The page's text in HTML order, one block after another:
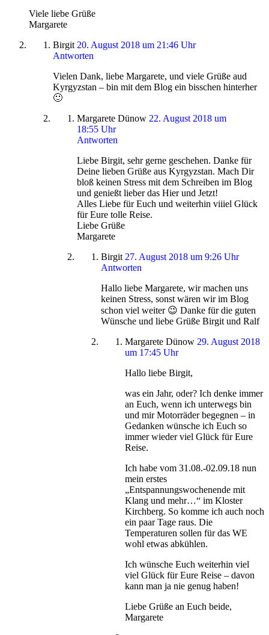
Viele liebe Grüße
Margarete
Birgit 20. August 2018 um 21:46 Uhr
Antworten
Vielen Dank, liebe Margarete, und viele Grüße aud
Kyrgyzstan – bin mit dem Blog ein bisschen hinterher
🙂
Margarete Dünow 22. August 2018 um
18:55 Uhr
Antworten
Liebe Birgit, sehr gerne geschehen. Danke für
Deine lieben Grüße aus Kyrgyzstan. Mach Dir
bloß keinen Stress mit dem Schreiben im Blog
und genießt lieber das Hier und Jetzt!
Alles Liebe für Euch und weiterhin viiiel Glück
für Eure tolle Reise.
Liebe Grüße
Margarete
Birgit 27. August 2018 um 9:26 Uhr
Antworten
Hallo liebe Margarete, wir machen uns
keinen Stress, sonst wären wir im Blog
schon viel weiter 😉 Danke für die guten
Wünsche und liebe Grüße Birgit und Ralf
Margarete Dünow 29. August 2018
um 17:45 Uhr
Hallo liebe Birgit,
was ein Jahr, oder? Ich denke immer
an Euch, wenn ich unterwegs bin
und mir Motorräder begegnen – in
Gedanken wünsche ich Euch so
immer wieder viel Glück für Eure
Reise.
Ich habe vom 31.08.-02.09.18 nun
mein erstes
„Entspannungswochenende mit
Klang und mehr…“ im Kloster
Kirchberg. So komme ich auch noch
ein paar Tage raus. Die
Temperaturen sollen für das WE
wohl etwas abkühlen.
Ich wünsche Euch weiterhin viel
viel Glück für Eure Reise – davon
kann man ja nie genug haben!
Liebe Grüße an Euch beide,
Margarete